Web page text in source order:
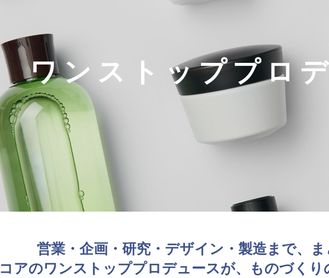
ワンストッププロ
営業・企画・研究・デザイン・製造まで、ま
コアのワンストッププロデュースが、ものづくり